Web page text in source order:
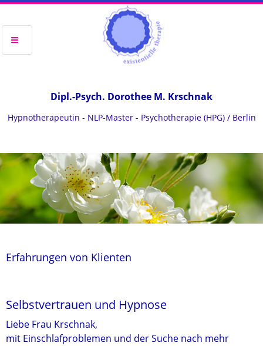
Dipl.-Psych. Dorothee M. Krschnak
Hypnotherapeutin - NLP-Master - Psychotherapie (HPG) / Berlin
Erfahrungen von Klienten
Selbstvertrauen und Hypnose
Liebe Frau Krschnak,
mit Einschlafproblemen und der Suche nach mehr